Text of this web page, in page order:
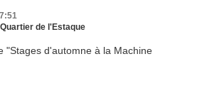
de l'Estaque